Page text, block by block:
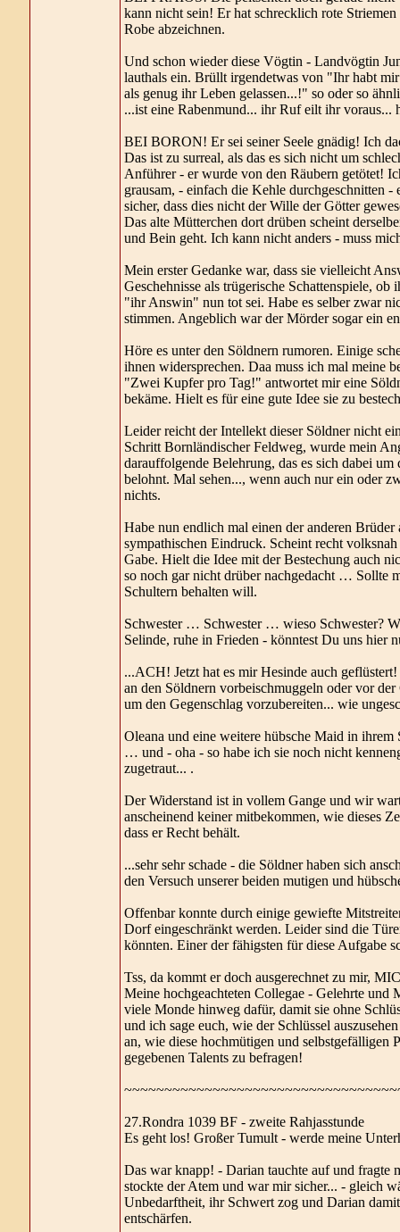
kann nicht sein! Er hat schrecklich rote
Robe abzeichnen.
Und schon wieder diese Vögtin - Landvögtin
lauthals ein. Brüllt irgendetwas von "Ihr habt
als genug ihr Leben gelassen...!" so oder so
...ist eine Rabenmund... ihr Ruf eilt ihr voraus...
BEI BORON! Er sei seiner Seele gnädig! Ich
Das ist zu surreal, als das es sich nicht um
Anführer - er wurde von den Räubern getötet!
grausam, - einfach die Kehle durchgeschnitten
sicher, dass dies nicht der Wille der Götter
Das alte Mütterchen dort drüben scheint
und Bein geht. Ich kann nicht anders - muss
Mein erster Gedanke war, dass sie vielleicht
Geschehnisse als trügerische Schattenspiele,
"ihr Answin" nun tot sei. Habe es selber zwar
stimmen. Angeblich war der Mörder sogar ein
Höre es unter den Söldnern rumoren. Einige
ihnen widersprechen. Daa muss ich mal meine
"Zwei Kupfer pro Tag!" antwortet mir eine
bekäme. Hielt es für eine gute Idee sie zu
Leider reicht der Intellekt dieser Söldner nicht
Schritt Bornländischer Feldweg, wurde mein
darauffolgende Belehrung, das es sich dabei
belohnt. Mal sehen..., wenn auch nur ein oder
nichts.
Habe nun endlich mal einen der anderen
sympathischen Eindruck. Scheint recht
Gabe. Hielt die Idee mit der Bestechung auch
so noch gar nicht drüber nachgedacht … Sollte
Schultern behalten will.
Schwester … Schwester … wieso Schwester?
Selinde, ruhe in Frieden - könntest Du uns hier
...ACH! Jetzt hat es mir Hesinde auch
an den Söldnern vorbeischmuggeln oder vor
um den Gegenschlag vorzubereiten... wie
Oleana und eine weitere hübsche Maid in
… und - oha - so habe ich sie noch nicht
zugetraut... .
Der Widerstand ist in vollem Gange und wir
anscheinend keiner mitbekommen, wie dieses
dass er Recht behält.
...sehr sehr schade - die Söldner haben sich
den Versuch unserer beiden mutigen und
Offenbar konnte durch einige gewiefte
Dorf eingeschränkt werden. Leider sind die
könnten. Einer der fähigsten für diese Aufgabe
Tss, da kommt er doch ausgerechnet zu mir,
Meine hochgeachteten Collegae - Gelehrte und
viele Monde hinweg dafür, damit sie ohne
und ich sage euch, wie der Schlüssel
an, wie diese hochmütigen und selbstgefälligen
gegebenen Talents zu befragen!
27.Rondra 1039 BF - zweite Rahjasstunde
Es geht los! Großer Tumult - werde meine
Das war knapp! - Darian tauchte auf und
stockte der Atem und war mir sicher... - gleich
Unbedarftheit, ihr Schwert zog und Darian
entschärfen.